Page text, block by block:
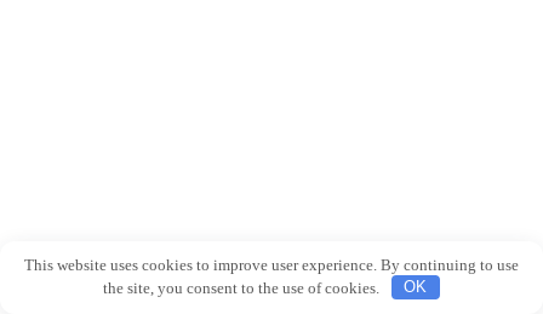
This website uses cookies to improve user experience. By continuing to use
the site, you consent to the use of cookies.
OK